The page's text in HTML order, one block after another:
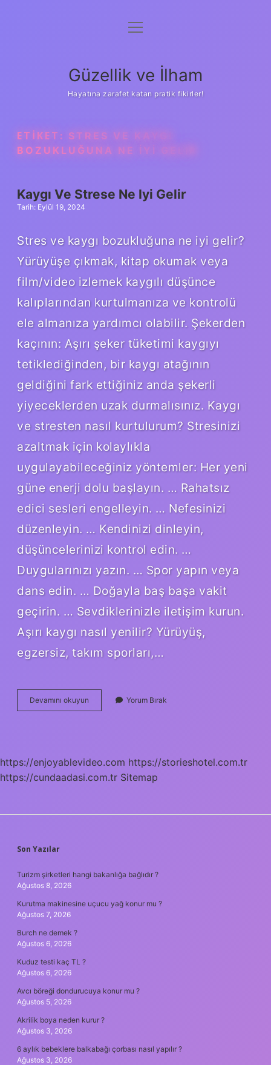
Anasayfa
Yasal Uyarı
menüyü
Güzellik ve İlham
Hayatına zarafet katan pratik fikirler!
ETIKET: STRES VE KAYGI
BOZUKLUĞUNA NE IYI GELIR
Kaygı Ve Strese Ne Iyi Gelir
Tarih: Eylül 19, 2024
Stres ve kaygı bozukluğuna ne iyi gelir?
Yürüyüşe çıkmak, kitap okumak veya
film/video izlemek kaygılı düşünce
kalıplarından kurtulmanıza ve kontrolü
ele almanıza yardımcı olabilir. Şekerden
kaçının: Aşırı şeker tüketimi kaygıyı
tetiklediğinden, bir kaygı atağının
geldiğini fark ettiğiniz anda şekerli
yiyeceklerden uzak durmalısınız. Kaygı
ve stresten nasıl kurtulurum? Stresinizi
azaltmak için kolaylıkla
uygulayabileceğiniz yöntemler: Her yeni
güne enerji dolu başlayın. … Rahatsız
edici sesleri engelleyin. … Nefesinizi
düzenleyin. … Kendinizi dinleyin,
düşüncelerinizi kontrol edin. …
Duygularınızı yazın. … Spor yapın veya
dans edin. … Doğayla baş başa vakit
geçirin. … Sevdiklerinizle iletişim kurun.
Aşırı kaygı nasıl yenilir? Yürüyüş,
egzersiz, takım sporları,…
Devamını okuyun
Ve
Yorum Bırak
https://enjoyablevideo.com https://storieshotel.com.tr
https://cundaadasi.com.tr Sitemap
SIDEBAR
Son Yazılar
Turizm şirketleri hangi bakanlığa bağlıdır ?
Ağustos 8, 2026
Kurutma makinesine uçucu yağ konur mu ?
Ağustos 7, 2026
Burch ne demek ?
Ağustos 6, 2026
Kuduz testi kaç TL ?
Ağustos 6, 2026
Avcı böreği dondurucuya konur mu ?
Ağustos 5, 2026
Akrilik boya neden kurur ?
Ağustos 3, 2026
6 aylık bebeklere balkabağı çorbası nasıl yapılır ?
Ağustos 3, 2026